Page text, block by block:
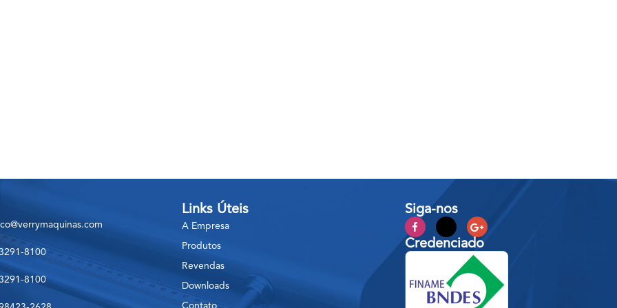
8100
8100
Links Úteis
A Empresa
Produtos
Revendas
Downloads
Siga-nos
Credenciado